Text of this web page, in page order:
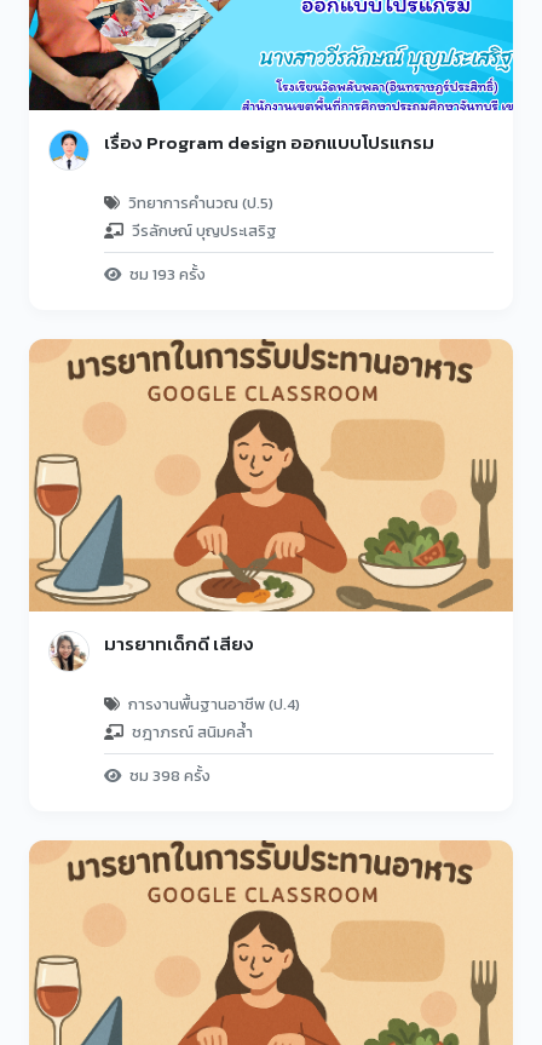
เรื่อง Program design ออกแบบโปรแกรม
วิทยาการคำนวณ (ป.5)
วีรลักษณ์ บุญประเสริฐ
ชม 193 ครั้ง
มารยาทเด็กดี เสียง
การงานพื้นฐานอาชีพ (ป.4)
ชฎาภรณ์ สนิมคล้ำ
ชม 398 ครั้ง